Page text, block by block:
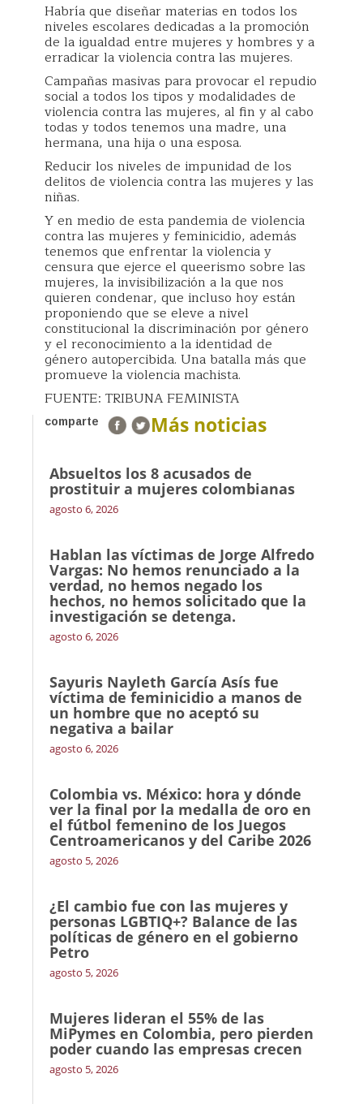
Habría que diseñar materias en todos los
niveles escolares dedicadas a la promoción
de la igualdad entre mujeres y hombres y a
erradicar la violencia contra las mujeres.
Campañas masivas para provocar el repudio
social a todos los tipos y modalidades de
violencia contra las mujeres, al fin y al cabo
todas y todos tenemos una madre, una
hermana, una hija o una esposa.
Reducir los niveles de impunidad de los
delitos de violencia contra las mujeres y las
niñas.
Y en medio de esta pandemia de violencia
contra las mujeres y feminicidio, además
tenemos que enfrentar la violencia y
censura que ejerce el queerismo sobre las
mujeres, la invisibilización a la que nos
quieren condenar, que incluso hoy están
proponiendo que se eleve a nivel
constitucional la discriminación por género
y el reconocimiento a la identidad de
género autopercibida. Una batalla más que
promueve la violencia machista.
FUENTE: TRIBUNA FEMINISTA
comparte Más noticias
Absueltos los 8 acusados de
prostituir a mujeres colombianas
agosto 6, 2026
Hablan las víctimas de Jorge Alfredo
Vargas: No hemos renunciado a la
verdad, no hemos negado los
hechos, no hemos solicitado que la
investigación se detenga.
agosto 6, 2026
Sayuris Nayleth García Asís fue
víctima de feminicidio a manos de
un hombre que no aceptó su
negativa a bailar
agosto 6, 2026
Colombia vs. México: hora y dónde
ver la final por la medalla de oro en
el fútbol femenino de los Juegos
Centroamericanos y del Caribe 2026
agosto 5, 2026
¿El cambio fue con las mujeres y
personas LGBTIQ+? Balance de las
políticas de género en el gobierno
Petro
agosto 5, 2026
Mujeres lideran el 55% de las
MiPymes en Colombia, pero pierden
poder cuando las empresas crecen
agosto 5, 2026